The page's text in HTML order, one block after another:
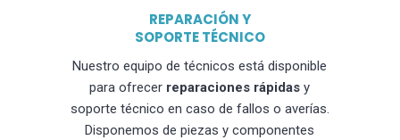
REPARACIÓN Y
SOPORTE TÉCNICO
Nuestro equipo de técnicos está disponible
para ofrecer reparaciones rápidas y
soporte técnico en caso de fallos o averías.
Disponemos de piezas y componentes